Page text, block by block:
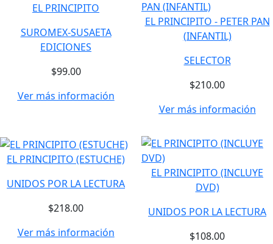
EL PRINCIPITO
SUROMEX-SUSAETA
EDICIONES
$99.00
Ver más información
EL PRINCIPITO - PETER PAN
(INFANTIL)
SELECTOR
$210.00
Ver más información
EL PRINCIPITO (ESTUCHE)
UNIDOS POR LA LECTURA
$218.00
Ver más información
EL PRINCIPITO (INCLUYE
DVD)
UNIDOS POR LA LECTURA
$108.00